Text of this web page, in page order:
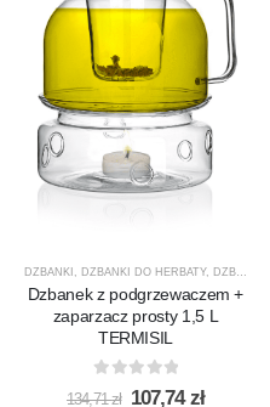
DZBANKI DZBANKI DO HERBATY, DZBANKI DO KAWY
Dzbanek z podgrzewaczem +
zaparzacz prosty 1,5 L
TERMISIL
out of 5
134,71zł Pierwotna
107,74złAktualna